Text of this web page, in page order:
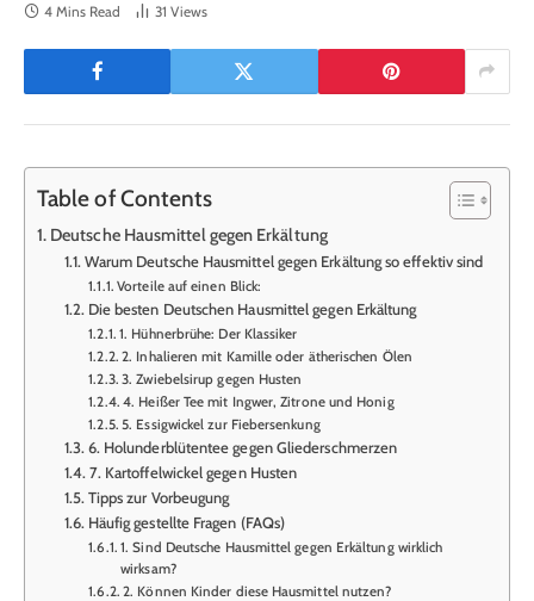
4 Mins Read
31 Views
Table of Contents
Deutsche Hausmittel gegen Erkältung
Warum Deutsche Hausmittel gegen Erkältung so effektiv sind
Vorteile auf einen Blick:
Die besten Deutschen Hausmittel gegen Erkältung
1. Hühnerbrühe: Der Klassiker
2. Inhalieren mit Kamille oder ätherischen Ölen
3. Zwiebelsirup gegen Husten
4. Heißer Tee mit Ingwer, Zitrone und Honig
5. Essigwickel zur Fiebersenkung
6. Holunderblütentee gegen Gliederschmerzen
7. Kartoffelwickel gegen Husten
Tipps zur Vorbeugung
Häufig gestellte Fragen (FAQs)
1. Sind Deutsche Hausmittel gegen Erkältung wirklich
wirksam?
2. Können Kinder diese Hausmittel nutzen?